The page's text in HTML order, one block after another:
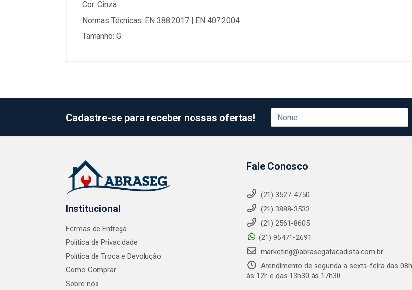
Cor: Cinza
Normas Técnicas: EN 388:2017 | EN 407:2004
Tamanho: G
Cadastre-se para receber nossas ofertas!
Institucional
Formas de Entrega
Política de Privacidade
Política de Troca e Devolução
Como Comprar
Sobre nós
Fale Conosco
(21) 3527-4750
(21) 3888-3533
(21) 2561-8605
(21) 96471-2691
marketing@abrasegatacadista.com.br
Atendimento de segunda a sexta-feira das 08h
às 12h e das 13h30 às 17h30